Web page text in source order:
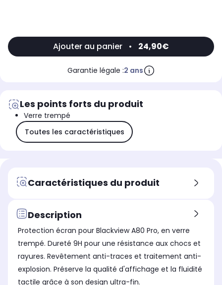
Ajouter au panier • 24,90€
Garantie légale :2 ans
Les points forts du produit
Verre trempé
Toutes les caractéristiques
Caractéristiques du produit
Description
Protection écran pour Blackview A80 Pro, en verre
trempé. Dureté 9H pour une résistance aux chocs et
rayures. Revêtement anti-traces et traitement anti-
explosion. Préserve la qualité d'affichage et la fluidité
tactile grâce à son design ultra-fin.